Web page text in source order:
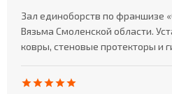
Зал единоборств по франшизе
Вязьма Смоленской области.
ковры, стеновые протекторы и